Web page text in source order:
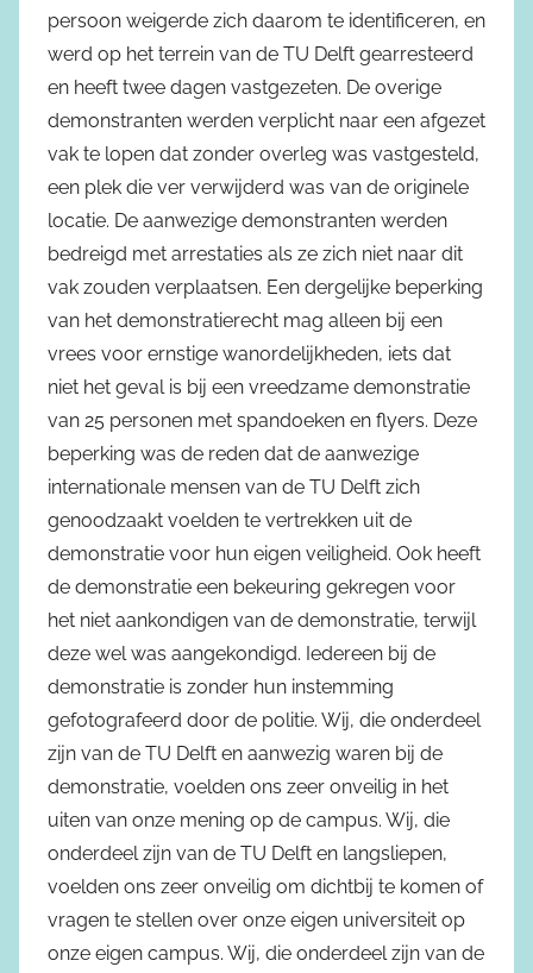
persoon weigerde zich daarom te identificeren, en
werd op het terrein van de TU Delft gearresteerd
en heeft twee dagen vastgezeten. De overige
demonstranten werden verplicht naar een afgezet
vak te lopen dat zonder overleg was vastgesteld,
een plek die ver verwijderd was van de originele
locatie. De aanwezige demonstranten werden
bedreigd met arrestaties als ze zich niet naar dit
vak zouden verplaatsen. Een dergelijke beperking
van het demonstratierecht mag alleen bij een
vrees voor ernstige wanordelijkheden, iets dat
niet het geval is bij een vreedzame demonstratie
van 25 personen met spandoeken en flyers. Deze
beperking was de reden dat de aanwezige
internationale mensen van de TU Delft zich
genoodzaakt voelden te vertrekken uit de
demonstratie voor hun eigen veiligheid. Ook heeft
de demonstratie een bekeuring gekregen voor
het niet aankondigen van de demonstratie, terwijl
deze wel was aangekondigd. Iedereen bij de
demonstratie is zonder hun instemming
gefotografeerd door de politie. Wij, die onderdeel
zijn van de TU Delft en aanwezig waren bij de
demonstratie, voelden ons zeer onveilig in het
uiten van onze mening op de campus. Wij, die
onderdeel zijn van de TU Delft en langsliepen,
voelden ons zeer onveilig om dichtbij te komen of
vragen te stellen over onze eigen universiteit op
onze eigen campus. Wij, die onderdeel zijn van de